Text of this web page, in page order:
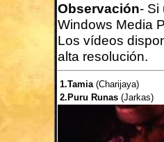
Observación- Si
Windows Media
Los vídeos
alta resolución.
1.Tamia (Charijaya)
2.Puru Runas (Jarkas)